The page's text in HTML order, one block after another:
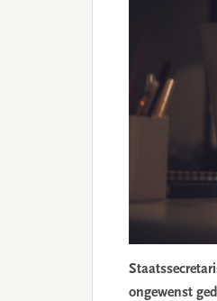
ongewenst